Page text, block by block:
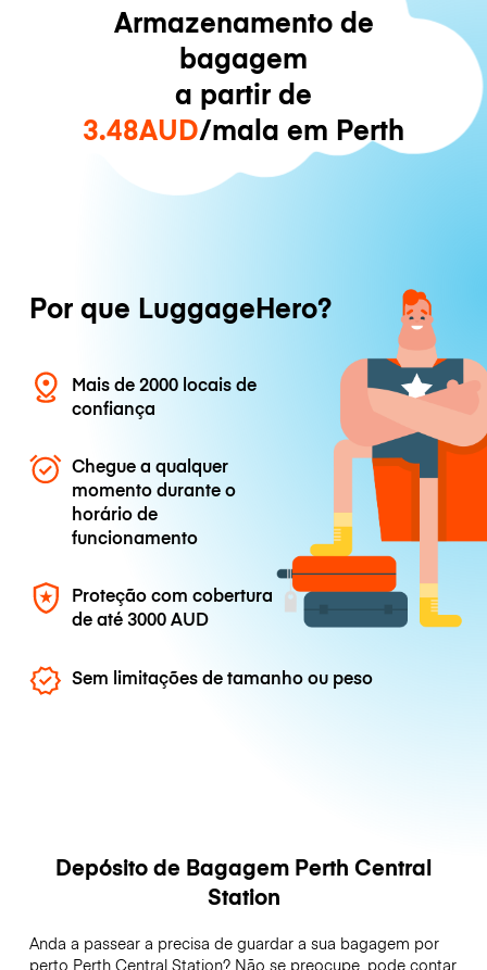
Armazenamento de
bagagem
a partir de
3.48AUD/mala em Perth
Por que LuggageHero?
Mais de 2000 locais de
confiança
Chegue a qualquer
momento durante o
horário de
funcionamento
Proteção com cobertura
de até3000 AUD
Sem limitações de tamanho ou peso
Depósito de Bagagem Perth Central
Station
Anda a passear a precisa de guardar a sua bagagem por
perto Perth Central Station? Não se preocupe, pode contar